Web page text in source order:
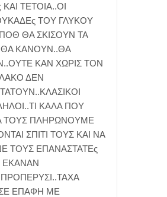
ΚΑΙ ΤΕΤΟΙΑ..ΟΙ
ΤΟΥ ΓΛΥΚΟΥ
ΘΑ ΣΚΙΣΟΥΝ ΤΑ
ΚΑΝΟΥΝ..ΘΑ
ΚΑΝ ΧΩΡΙΣ ΤΟΝ
ΔΕΝ
ΚΑΛΑ ΠΟΥ
ΤΟΥΣ ΠΛΗΡΩΝΟΥΜΕ
ΣΠΙΤΙ ΤΟΥΣ ΚΑΙ ΝΑ
ΤΟΥΣ ΕΠΑΝΑΣΤΑΤΕς
ΕΚΑΝΑΝ
ΕΠΑΦΗ ΜΕ